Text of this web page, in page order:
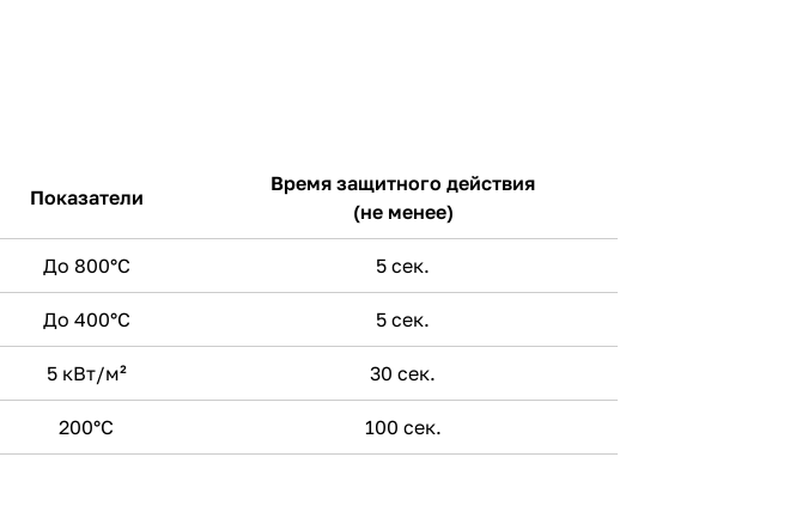
Показатели
Время защитного действия
(не менее)
До 800°С 5 сек.
До 400°С 5 сек.
5 кВт/м² 30 сек.
200°С 100 сек.